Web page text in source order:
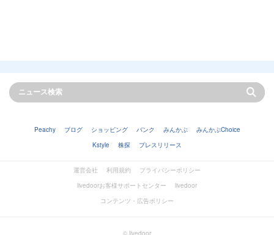
Peachy ブログ ショッピング バンク みんかぶ
みんかぶChoice
Kstyle
株探 プレスリリース
運営会社 利用規約
プライバシーポリシー
livedoorお客様サポートセンター
livedoor
コンテンツ・広告ポリシー
© livedoor